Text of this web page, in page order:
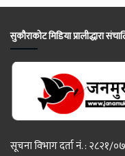
सुकौराकोट मिडिया प्रालीद्धारा
सूचना विभाग दर्ता नं. : २८२१/